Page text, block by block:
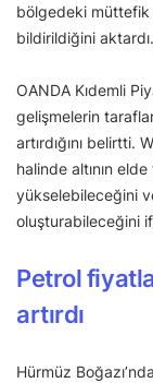
bölgedeki müttefik
bildirildiğini aktardı.
OANDA Kıdemli
gelişmelerin
artırdığını
halinde altının
yükselebileceğini
oluşturabileceğini
Petrol
artırdı
Hürmüz